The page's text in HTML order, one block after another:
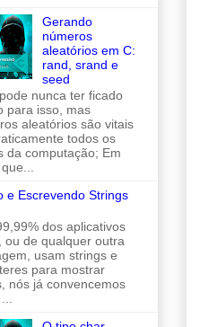
Gerando
números
aleatórios em C:
rand, srand e
seed
nunca ter ficado
para isso, mas
aleatórios são vitais
todos os
da computação; Em
e Escrevendo Strings
dos aplicativos
ou de qualquer outra
usam strings e
para mostrar
nós já convencemos